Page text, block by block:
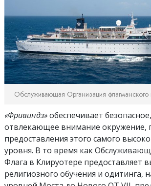
Обслуживающая Организация
«Фривиндз»обеспечивает
отвлекающее внимание окружение,
предоставления этого самого
уровня. В то время как
Флага в Клируотере предоставляет
религиозного обучения и одитинга,